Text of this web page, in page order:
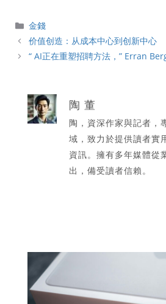
分
類
金錢
价值创造：从成本中心到创新中心
“ AI正在重塑招聘方法，” Erran
陶 董
陶，資深作家與記者，
域，致力於提供讀者實
資訊。擁有多年媒體從
出，備受讀者信賴。